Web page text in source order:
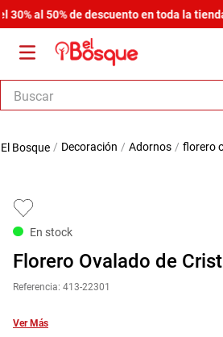
al 50% de descuento en toda la tienda!
Buscar
decoración adornos florero
En stock
Florero Ovalado de
Referencia: 413-22301
Ver Más
1.
salas
3
4.
comedor
5.
zapatera
6.
cama
7.
comoda